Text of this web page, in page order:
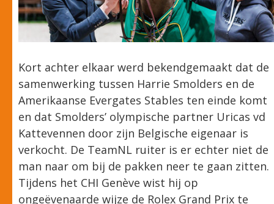
Kort achter elkaar werd bekendgemaakt dat de
samenwerking tussen Harrie Smolders en de
Amerikaanse Evergates Stables ten einde komt
en dat Smolders’ olympische partner Uricas vd
Kattevennen door zijn Belgische eigenaar is
verkocht. De TeamNL ruiter is er echter niet de
man naar om bij de pakken neer te gaan zitten.
Tijdens het CHI Genève wist hij op
ongeëvenaarde wijze de Rolex Grand Prix te